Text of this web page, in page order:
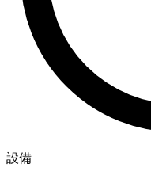
設備